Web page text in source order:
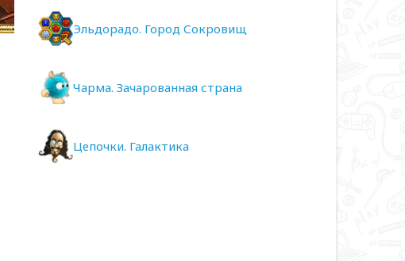
Эльдорадо. Город Сокровищ
Чарма. Зачарованная страна
Цепочки. Галактика